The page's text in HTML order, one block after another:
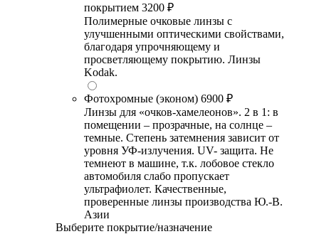
покрытием 3200 ₽
Полимерные очковые линзы с
улучшенными оптическими свойствами,
благодаря упрочняющему и
просветляющему покрытию. Линзы
Kodak.
Фотохромные (эконом) 6900 ₽
Линзы для «очков-хамелеонов». 2 в 1: в
помещении – прозрачные, на солнце –
темные. Степень затемнения зависит от
уровня УФ-излучения. UV- защита. Не
темнеют в машине, т.к. лобовое стекло
автомобиля слабо пропускает
ультрафиолет. Качественные,
проверенные линзы производства Ю.-В.
Азии
Выберите покрытие/назначение